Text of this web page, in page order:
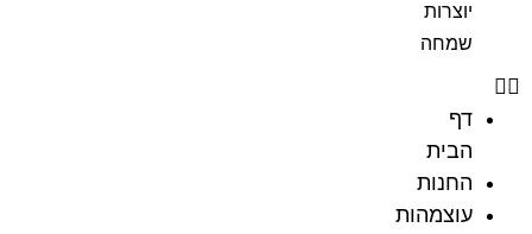
יוצרות
שמחה
דף
הבית
החנות
עוצמהות